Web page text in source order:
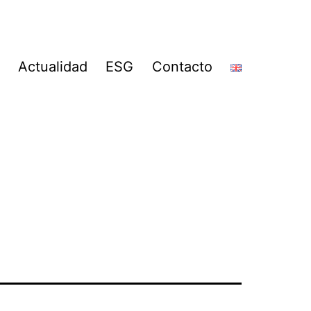
Actualidad ESG Contacto